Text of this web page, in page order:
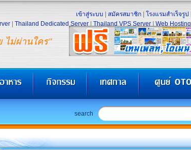
ไม่ผ่านใคร"
เข้าสู่ระบบ สมัครสมาชิก โรงแรมสำเร็จรูป
Thailand Dedicated Server Thailand VPS Server Web Hosting
search